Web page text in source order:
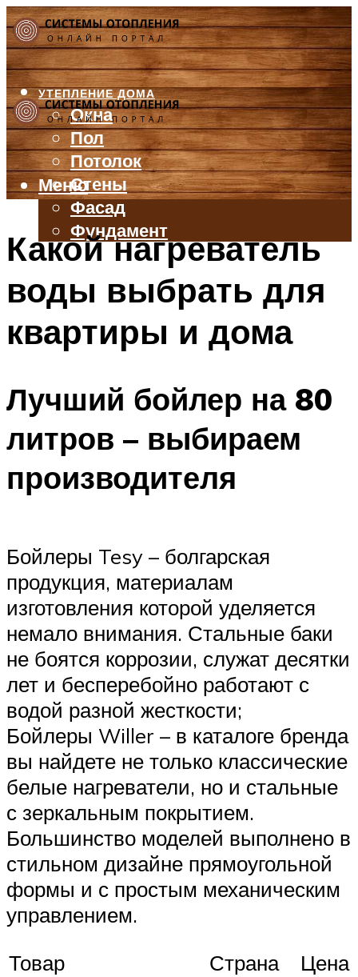
УТЕПЛЕНИЕ ДОМА
Окна
Пол
Потолок
Стены
Фасад
Фундамент
БАЛКОН И ЛОДЖИЯ
ВЕНТИЛЯЦИЯ
ТРУБЫ
Меню
Какой нагреватель
воды выбрать для
квартиры и дома
Лучший бойлер на 80
литров – выбираем
производителя
Бойлеры Tesy – болгарская
продукция, материалам
изготовления которой уделяется
немало внимания. Стальные баки
не боятся коррозии, служат десятки
лет и бесперебойно работают с
водой разной жесткости;
Бойлеры Willer – в каталоге бренда
вы найдете не только классические
белые нагреватели, но и стальные
с зеркальным покрытием.
Большинство моделей выполнено в
стильном дизайне прямоугольной
формы и с простым механическим
управлением.
Товар
Страна
Цена